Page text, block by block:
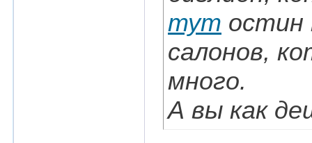
тут остин
салонов,
много.
А вы как